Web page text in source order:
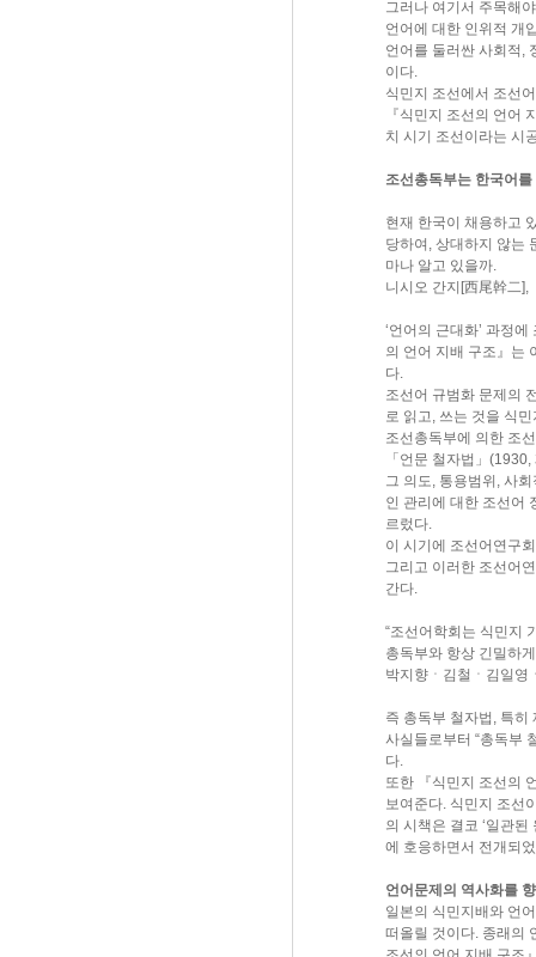
그러나 여기서 주목해
언어에 대한 인위적 개
언어를 둘러싼 사회적,
이다.
식민지 조선에서 조선
『식민지 조선의 언어
치 시기 조선이라는 시
조선총독부는 한국어
현재 한국이 채용하고
당하여, 상대하지 않는
마나 알고 있을까.
니시오 간지[西尾幹二
‘언어의 근대화’ 과정
의 언어 지배 구조』는
다.
조선어 규범화 문제의
로 읽고, 쓰는 것을 식
조선총독부에 의한 조
「언문 철자법」
그 의도, 통용범위, 사
인 관리에 대한 조선어
르렀다.
이 시기에 조선어연구
그리고 이러한 조선어
간다.
“조선어학회는 식민지
총독부와 항상 긴밀하
박지향ㆍ김철ㆍ김일
즉 총독부 철자법, 특
사실들로부터 “총독부
다.
또한 『식민지 조선의
보여준다. 식민지 조선
의 시책은 결코 ‘일관
에 호응하면서 전개되
언어문제의 역사화를
일본의 식민지배와 언
떠올릴 것이다. 종래의